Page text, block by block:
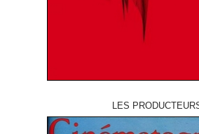
LES